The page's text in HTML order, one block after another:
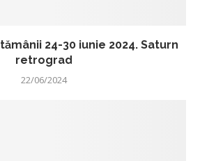
24-30 iunie 2024. Saturn
retrograd
22/06/2024